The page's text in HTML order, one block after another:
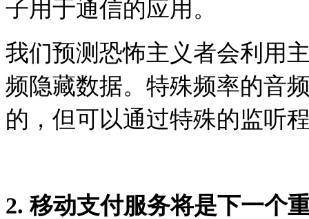
子用于通信的应用。
我们预测恐怖主义者会利用
频隐藏数据。特殊频率的音
的，但可以通过特殊的监听
2. 移动支付服务将是下一个